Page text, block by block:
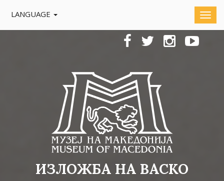
LANGUAGE
ИЗЛОЖБА НА ВАСКО